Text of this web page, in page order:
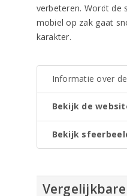
verbeteren. Wordt de
mobiel op zak gaat
karakter.
Informatie over
Bekijk de
Bekijk